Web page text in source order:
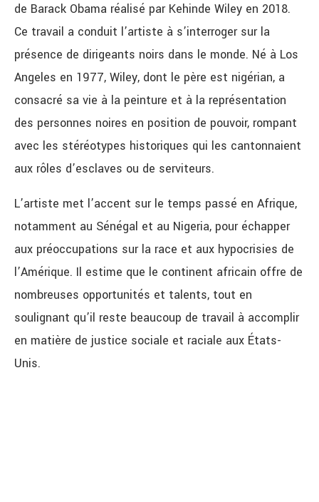
de Barack Obama réalisé par Kehinde Wiley en 2018.
Ce travail a conduit l’artiste à s’interroger sur la
présence de dirigeants noirs dans le monde. Né à Los
Angeles en 1977, Wiley, dont le père est nigérian, a
consacré sa vie à la peinture et à la représentation
des personnes noires en position de pouvoir, rompant
avec les stéréotypes historiques qui les cantonnaient
aux rôles d’esclaves ou de serviteurs.
L’artiste met l’accent sur le temps passé en Afrique,
notamment au Sénégal et au Nigeria, pour échapper
aux préoccupations sur la race et aux hypocrisies de
l’Amérique. Il estime que le continent africain offre de
nombreuses opportunités et talents, tout en
soulignant qu’il reste beaucoup de travail à accomplir
en matière de justice sociale et raciale aux États-
Unis.